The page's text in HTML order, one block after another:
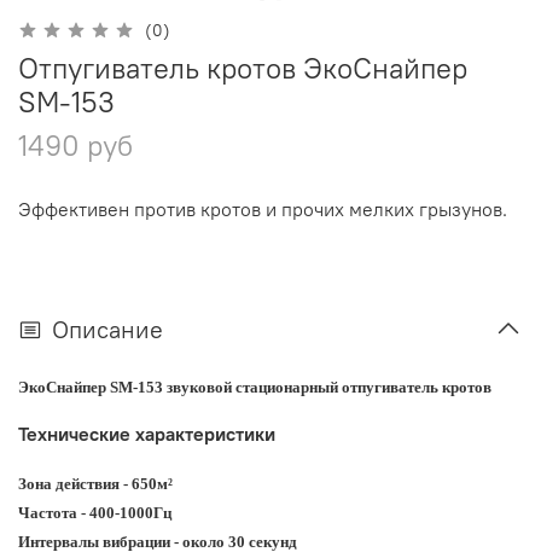
(0)
Отпугиватель кротов ЭкоСнайпер
SM-153
1490 руб
Эффективен против кротов и прочих мелких грызунов.
Описание
ЭкоСнайпер SM-153 звуковой стационарный отпугиватель кротов
Технические характеристики
Зона действия - 650м²
Частота - 400-1000Гц
Интервалы вибрации - около 30 секунд